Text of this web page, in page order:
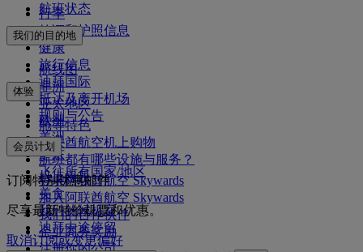
航班状态
行李
签证和护照信息
健康
旅行信息
迪拜国际
抵达及离开机场
规则与公告
我们的目的地
航线图
非洲
亚太地区
欧洲
美洲
中东
飞往所有国家/地区
体验
舱等特色
阿联酋航空机上购物
航班都有哪些设施与服务？
机上娱乐
美食
我们的候机室
迪拜中途停留
会员计划
登录阿联酋航空 Skywards
加入阿联酋航空 Skywards
我们的合作伙伴
企业商务奖励
注册你的公司
订阅特别优惠邮件
尽享最新特价机票和优惠。
取消订阅或变更偏好